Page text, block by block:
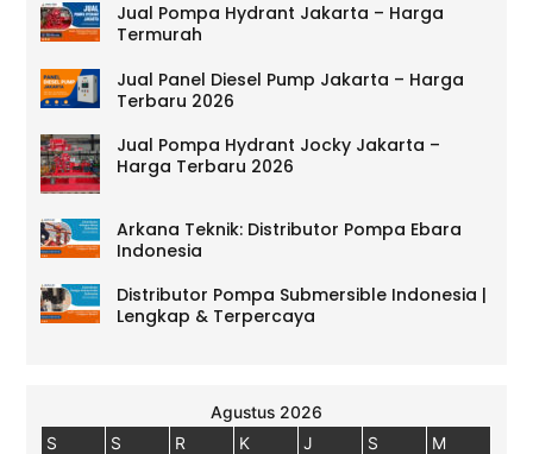
Jual Pompa Hydrant Jakarta – Harga
Termurah
Jual Panel Diesel Pump Jakarta – Harga
Terbaru 2026
Jual Pompa Hydrant Jocky Jakarta –
Harga Terbaru 2026
Arkana Teknik: Distributor Pompa Ebara
Indonesia
Distributor Pompa Submersible Indonesia |
Lengkap & Terpercaya
Agustus 2026
S
S R K J S
M